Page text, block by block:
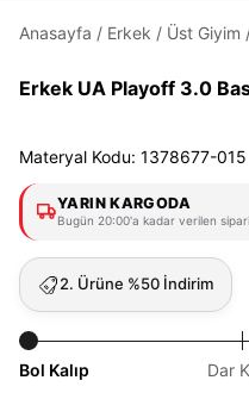
Anasayfa / Erkek / Üst Giyim
Erkek UA Playoff 3.0
Materyal Kodu: 1378677-015
YARIN KARGODA
Bugün 20:00'a kadar verilen
2. Ürüne %50 İndirim
Bol Kalıp Dar